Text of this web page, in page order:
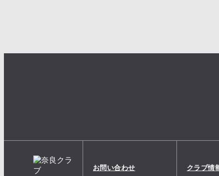
お問い合わせ クラブ情